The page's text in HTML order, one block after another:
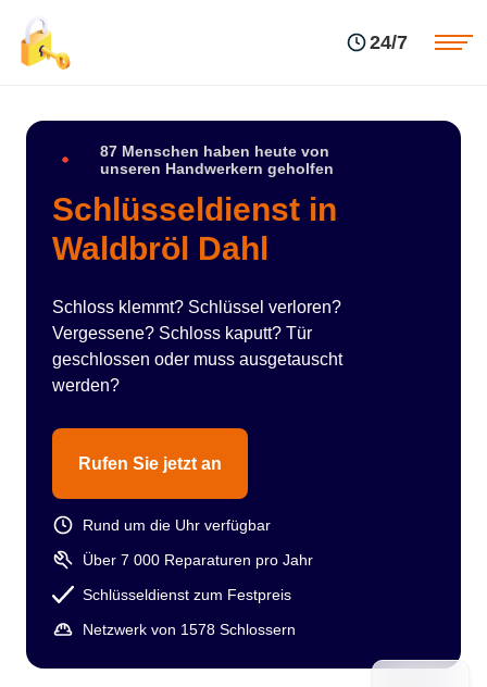
24/7
87 Menschen haben heute von
unseren Handwerkern geholfen
Schlüsseldienst in
Waldbröl Dahl
Schloss klemmt? Schlüssel verloren?
Vergessene? Schloss kaputt? Tür
geschlossen oder muss ausgetauscht
werden?
Rufen Sie jetzt an
Rund um die Uhr verfügbar
Über 7 000 Reparaturen pro Jahr
Schlüsseldienst zum Festpreis
Netzwerk von 1578 Schlossern